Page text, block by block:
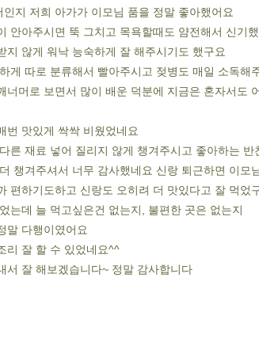
지 저희 아가가 이모님 품을 정말 좋아했어요
안아주시면 뚝 그치고 목욕할때도 얌전해서 신기
지 않게 워낙 능숙하게 잘 해주시기도 했구요
게 따로 분류해서 빨아주시고 젖병도 매일 소독해
너머로 보면서 많이 배운 덕분에 지금은 혼자서도
번 맛있게 싹싹 비웠었네요
른 재료 넣어 질리지 않게 챙겨주시고 좋아하는 반
챙겨주셔서 너무 감사했네요 신랑 퇴근하면 이모
편하기도하고 신랑도 오히려 더 맛있다고 잘 먹었
는데 늘 먹고싶은건 없는지, 불편한 곳은 없는지
말 다행이였어요
리 잘 할 수 있었네요^^
서 잘 해보겠습니다~ 정말 감사합니다